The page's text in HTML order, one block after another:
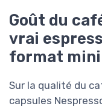
Goût du
vrai
format mini
Sur la qualité du
capsules